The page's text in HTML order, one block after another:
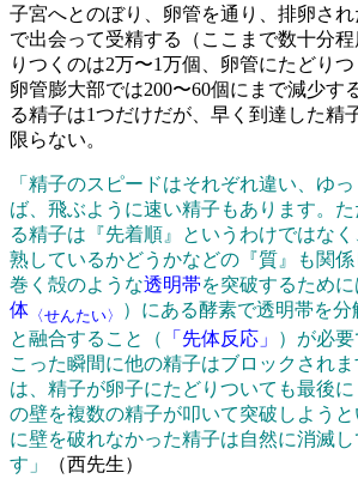
子宮へとのぼり、卵管を通り、排卵され
で出会って受精する（ここまで数十分
りつくのは2万〜1万個、卵管にたどりつ
卵管膨大部では200〜60個にまで減少す
る精子は1つだけだが、早く到達した精
限らない。
「精子のスピードはそれぞれ違い、ゆ
ば、飛ぶように速い精子もあります。
る精子は『先着順』というわけではな
熟しているかどうかなどの『質』も関
巻く殻のような透明帯を突破するため
体 〈せんたい〉
）にある酵素で透明帯を
と融合すること（
「先体反応」
）が必
こった瞬間に他の精子はブロックされ
は、精子が卵子にたどりついても最後
の壁を複数の精子が叩いて突破しよう
に壁を破れなかった精子は自然に消滅
す」
（西先生）